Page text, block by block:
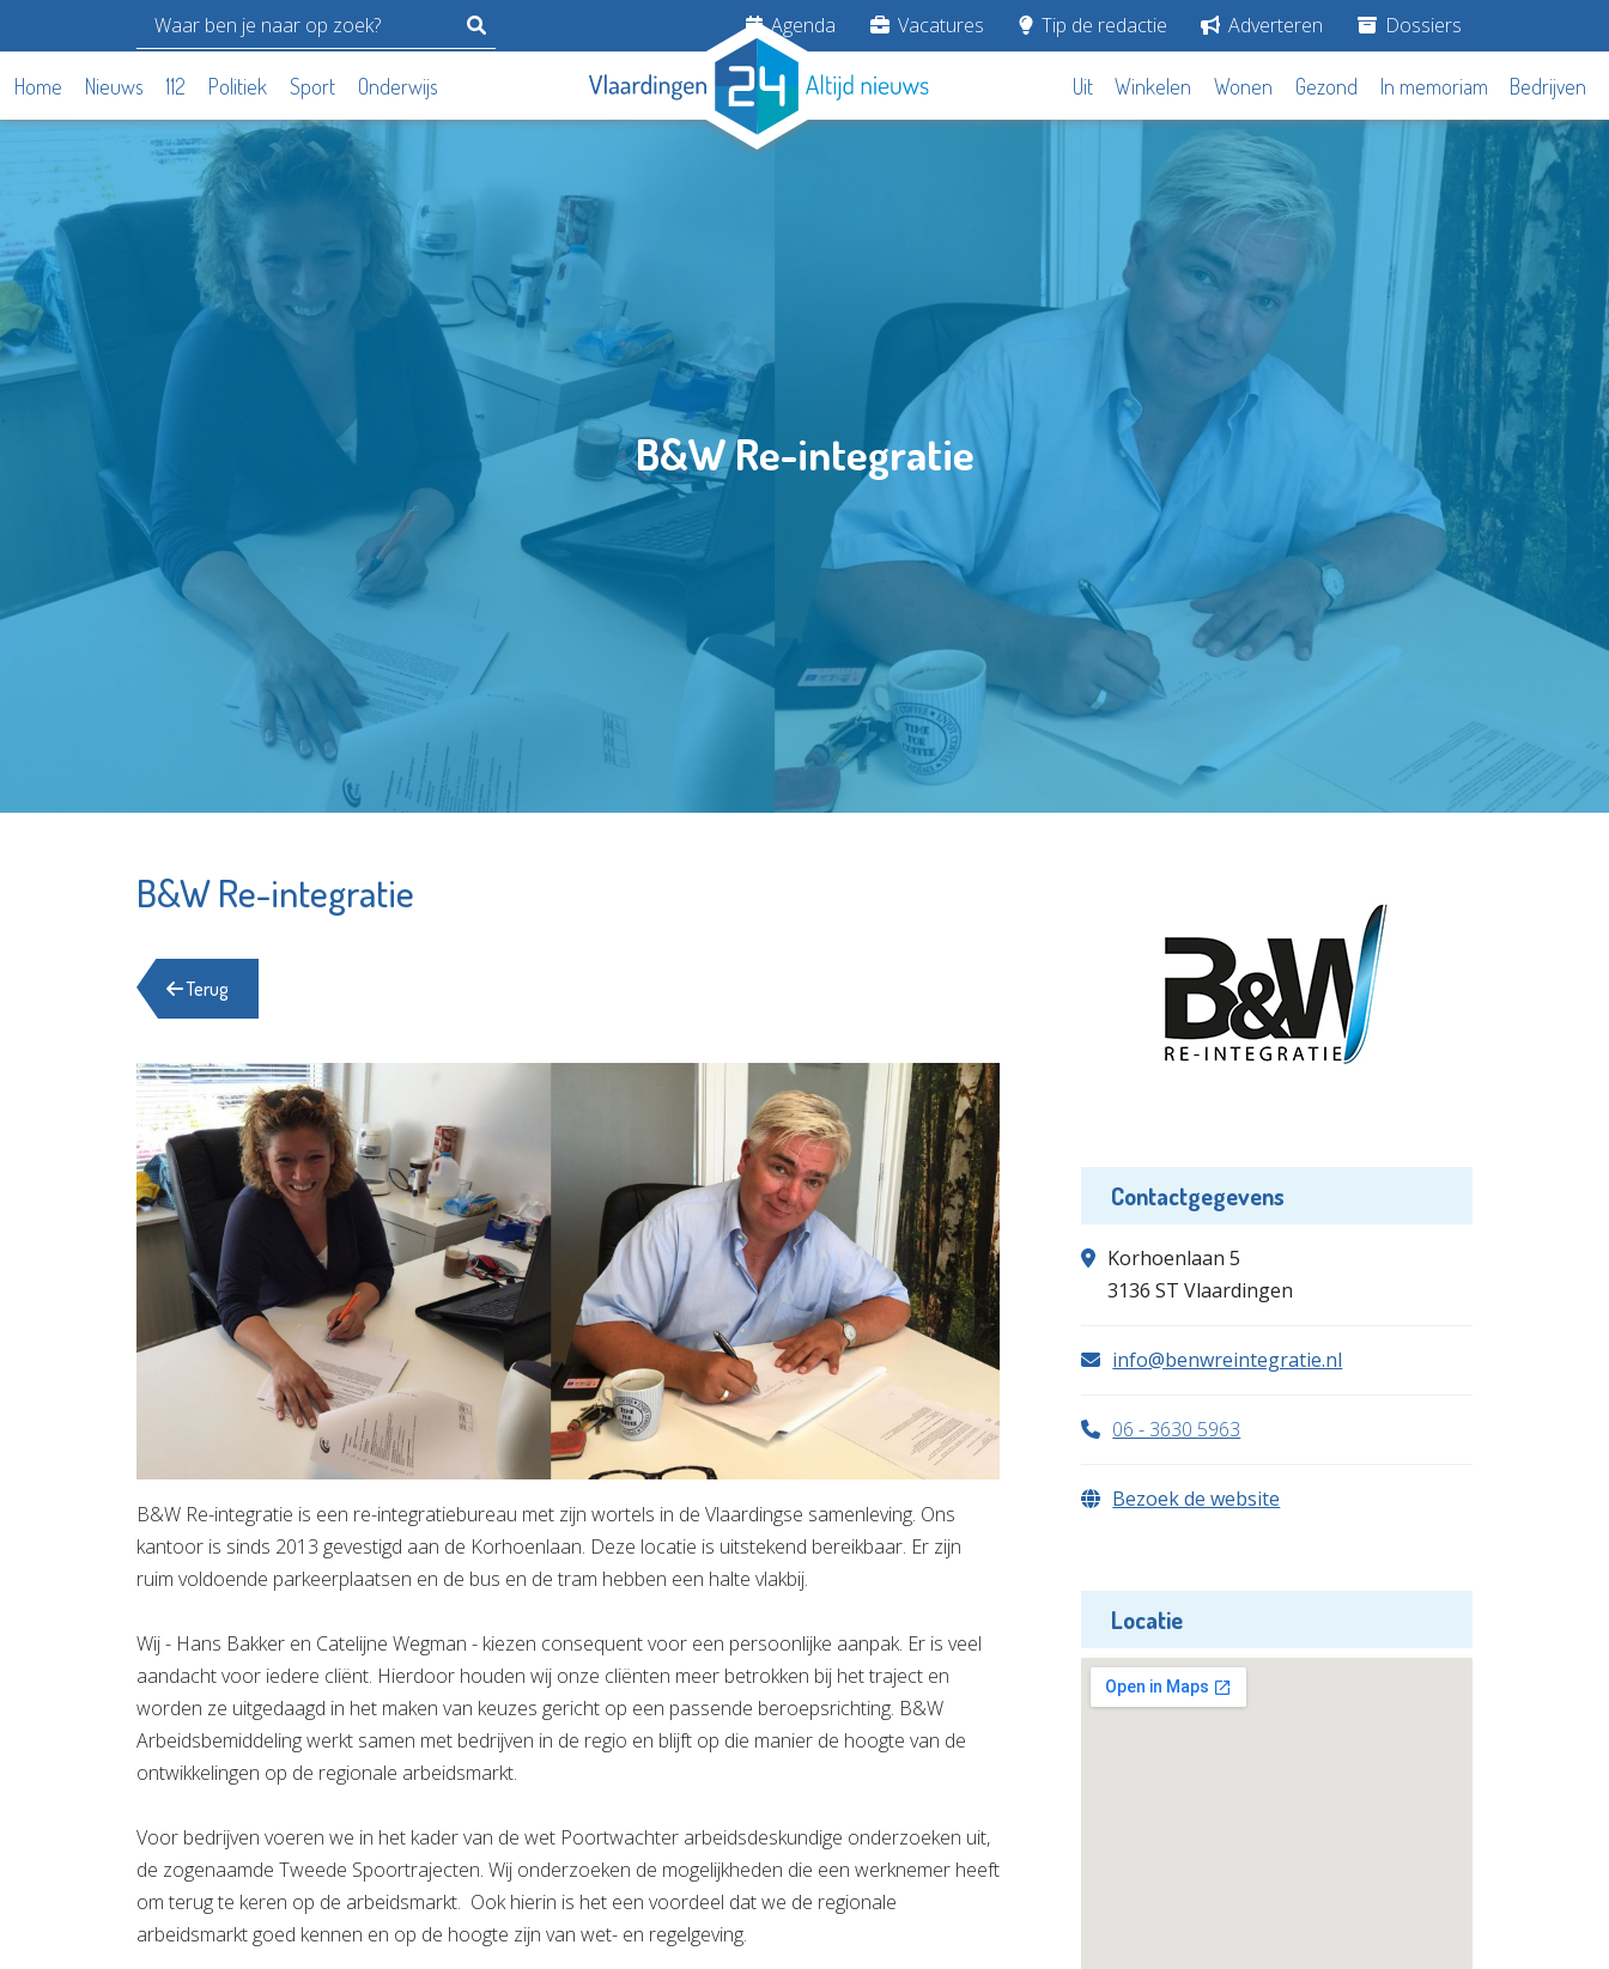
Agenda Vacatures Tip de redactie Adverteren Dossiers
Home Nieuws 112 Politiek Sport Onderwijs Uit Winkelen Wonen Gezond In memoriam Bedrijven
B&W Re-integratie
B&W Re-integratie
Terug
B&W Re-integratie is een re-integratiebureau met zijn wortels in de Vlaardingse samenleving. Ons
kantoor is sinds 2013 gevestigd aan de Korhoenlaan. Deze locatie is uitstekend bereikbaar. Er zijn
ruim voldoende parkeerplaatsen en de bus en de tram hebben een halte vlakbij.
Wij - Hans Bakker en Catelijne Wegman - kiezen consequent voor een persoonlijke aanpak. Er is veel
aandacht voor iedere cliënt. Hierdoor houden wij onze cliënten meer betrokken bij het traject en
worden ze uitgedaagd in het maken van keuzes gericht op een passende beroepsrichting. B&W
Arbeidsbemiddeling werkt samen met bedrijven in de regio en blijft op die manier de hoogte van de
ontwikkelingen op de regionale arbeidsmarkt.
Voor bedrijven voeren we in het kader van de wet Poortwachter arbeidsdeskundige onderzoeken uit,
de zogenaamde Tweede Spoortrajecten. Wij onderzoeken de mogelijkheden die een werknemer heeft
om terug te keren op de arbeidsmarkt. Ook hierin is het een voordeel dat we de regionale
arbeidsmarkt goed kennen en op de hoogte zijn van wet- en regelgeving.
Contactgegevens
Korhoenlaan 5
3136 ST Vlaardingen
info@benwreintegratie.nl
06 - 3630 5963
Bezoek de website
Locatie